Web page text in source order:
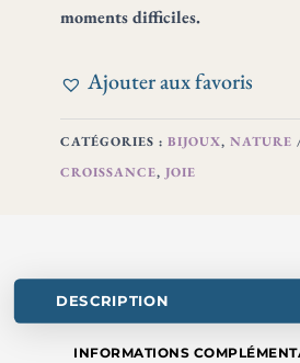
moments difficiles.
Ajouter aux favoris
CATÉGORIES : BIJOUX, NATURE
CROISSANCE, JOIE
DESCRIPTION
INFORMATIONS